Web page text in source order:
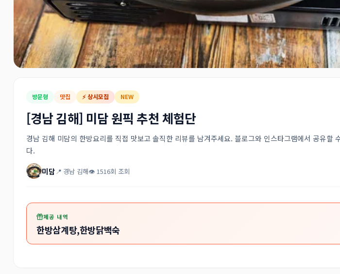
방문형 맛집 ⚡ 상시모집 NEW
[경남 김해] 미담 원픽 추천 체험단
경남 김해 미담의 한방요리를 직접 맛보고 솔직한 리뷰를 남겨주세요. 블로그와 인스타그램에서 공유할
다.
미담 📍 경남 김해👁 1516회 조회
제공 내역
한방삼계탕,한방닭백숙